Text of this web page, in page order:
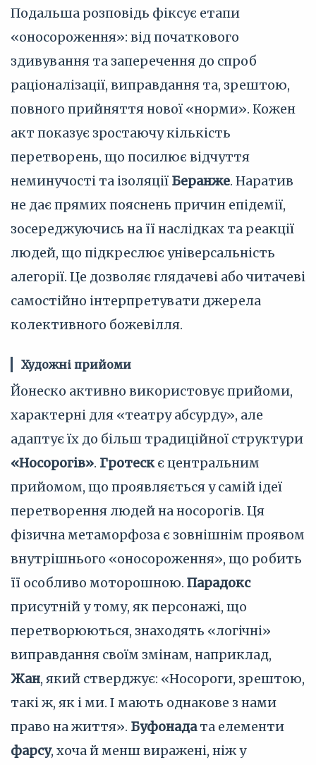
Подальша розповідь фіксує етапи
«оносороження»: від початкового
здивування та заперечення до спроб
раціоналізації, виправдання та, зрештою,
повного прийняття нової «норми». Кожен
акт показує зростаючу кількість
перетворень, що посилює відчуття
неминучості та ізоляції Беранже. Наратив
не дає прямих пояснень причин епідемії,
зосереджуючись на її наслідках та реакції
людей, що підкреслює універсальність
алегорії. Це дозволяє глядачеві або читачеві
самостійно інтерпретувати джерела
колективного божевілля.
Художні прийоми
Йонеско активно використовує прийоми,
характерні для «театру абсурду», але
адаптує їх до більш традиційної структури
«Носорогів». Гротескє центральним
прийомом, що проявляється у самій ідеї
перетворення людей на носорогів. Ця
фізична метаморфоза є зовнішнім проявом
внутрішнього «оносороження», що робить
її особливо моторошною. Парадокс
присутній у тому, як персонажі, що
перетворюються, знаходять «логічні»
виправдання своїм змінам, наприклад,
Жан, який стверджує: «Носороги, зрештою,
такі ж, як і ми. І мають однакове з нами
право на життя». Буфонадата елементи
фарсу, хоча й менш виражені, ніж у